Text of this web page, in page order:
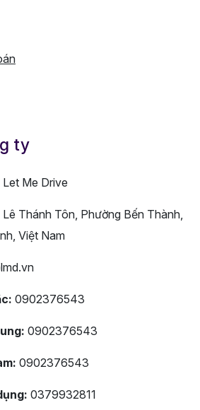
ty
Me Drive
Thánh Tôn, Phường Bến Thành,
Việt Nam
0902376543
0902376543
0902376543
0379932811